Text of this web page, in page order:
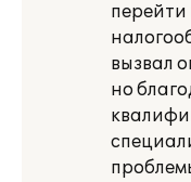
вызвал
но